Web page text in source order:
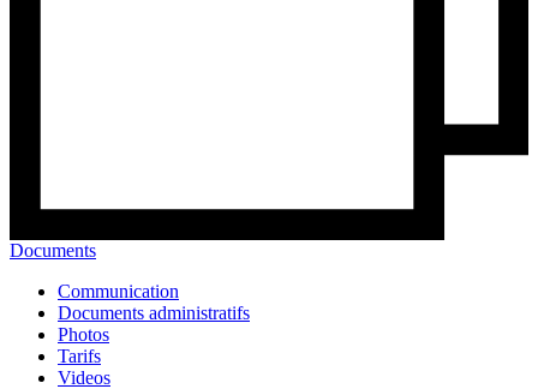
Documents
Communication
Documents administratifs
Photos
Tarifs
Videos